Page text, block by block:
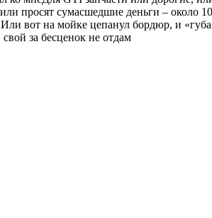
просят сумасшедшие деньги – около
вот на мойке цепанул бордюр, и
за бесценок не отдам